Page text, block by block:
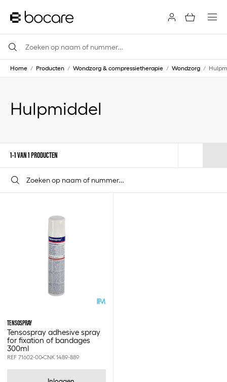
Home / Producten / Wondzorg & compressietherapie / Wondzorg /
Hulpmiddel
1-1 VAN 1 PRODUCTEN
Tensospray
TENSOSPRAY
Tensospray adhesive spray
for fixation of bandages
300ml
REF 71602-00CNK 1489-889